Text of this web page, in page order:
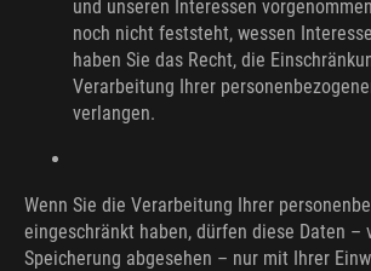
und unseren Interessen
noch nicht feststeht, wessen
haben Sie das Recht, die
Verarbeitung Ihrer
verlangen.
Wenn Sie die Verarbeitung Ihrer
eingeschränkt haben, dürfen diese Daten –
Speicherung abgesehen – nur mit Ihrer